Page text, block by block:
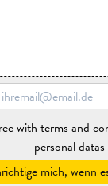
with terms and
personal datas
mich, wenn